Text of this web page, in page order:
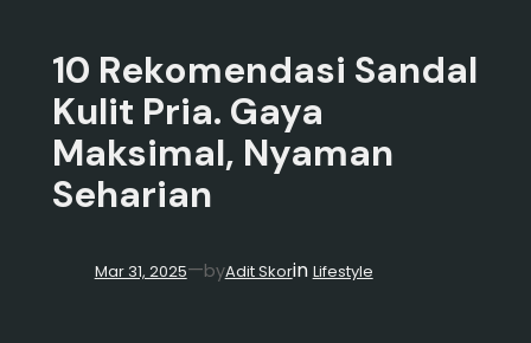
10 Rekomendasi Sandal
Kulit Pria. Gaya
Maksimal, Nyaman
Seharian
Mar 31, 2025—byAdit Skorin Lifestyle